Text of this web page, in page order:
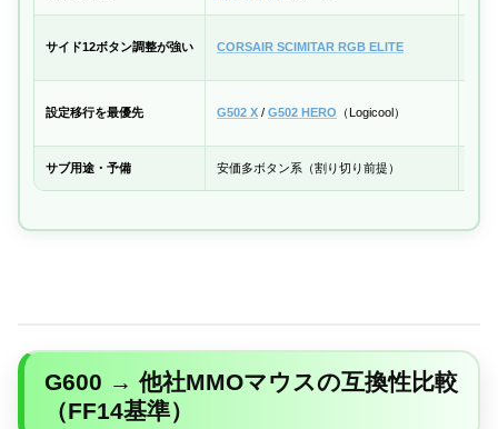
サイド12ボタン調整が強い CORSAIR SCIMITAR RGB ELITE
設定移行を最優先 G502 X / G502 HERO （Logicool）
サブ用途・予備 安価多ボタン系（割り切り前提）
G600 → 他社MMOマウスの互換性比較
（FF14基準）